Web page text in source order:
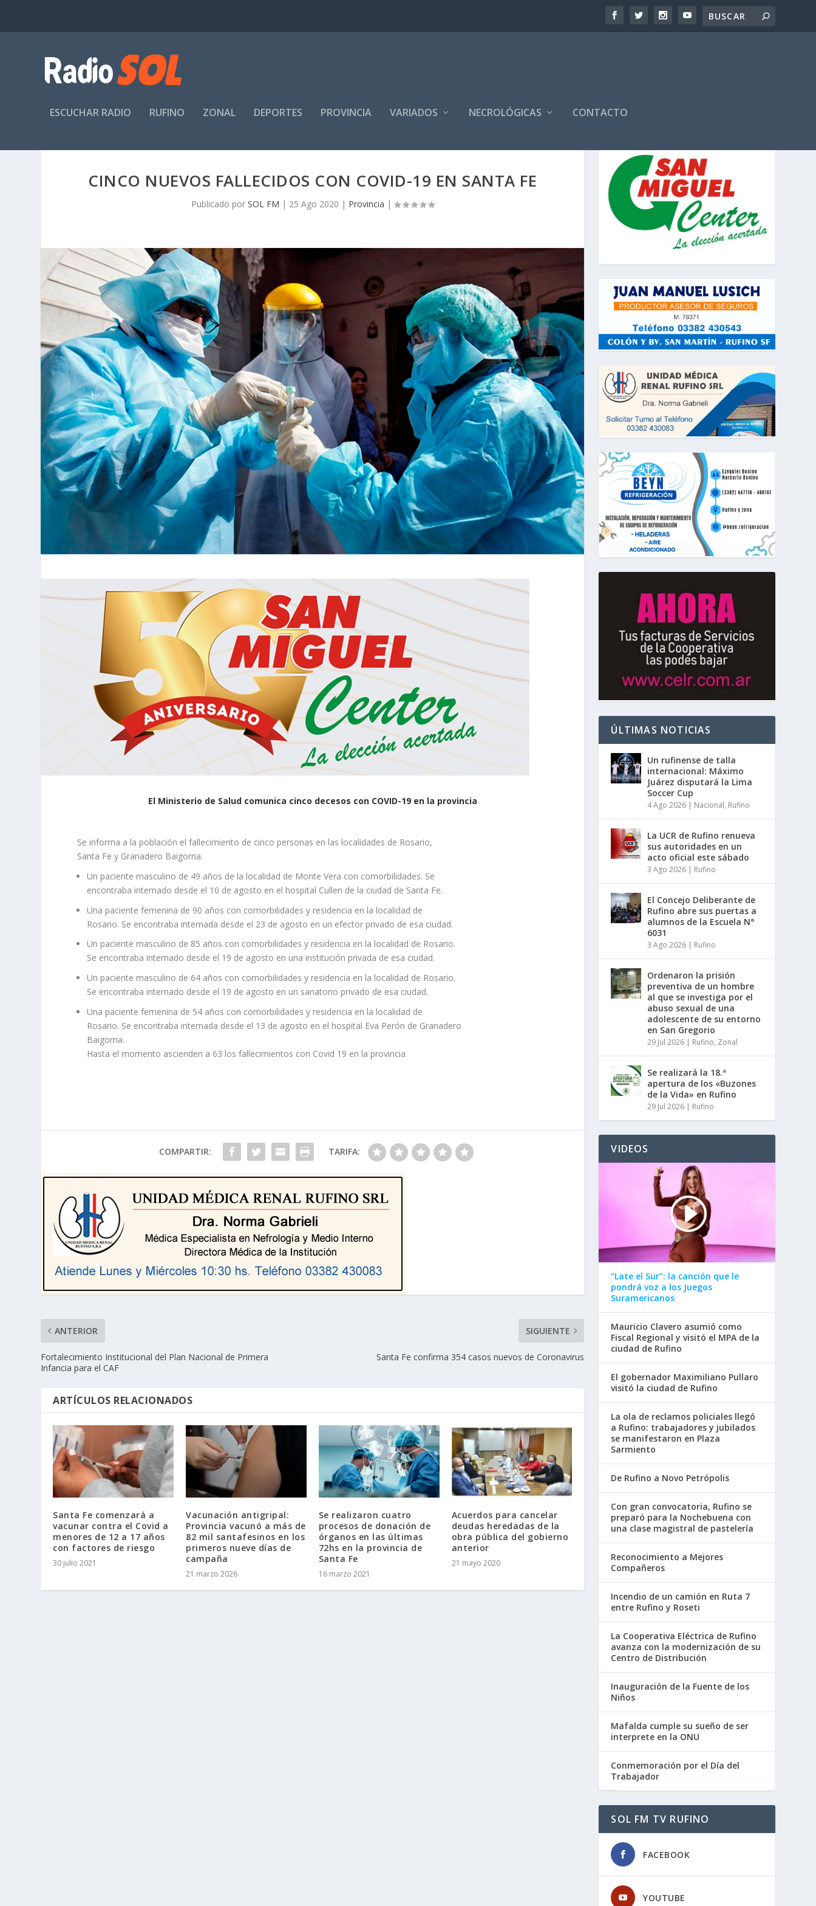
ESCUCHAR RADIO RUFINO ZONAL DEPORTES PROVINCIA VARIADOS NECROLÓGICAS CONTACTO
CINCO NUEVOS FALLECIDOS CON COVID-19 EN SANTA FE
Publicado por SOL FM | 25 Ago 2020 | Provincia |
El Ministerio de Salud comunica cinco decesos con COVID-19 en la provincia
Se informa a la población el fallecimiento de cinco personas en las localidades de Rosario,
Santa Fe y Granadero Baigorria.
Un paciente masculino de 49 años de la localidad de Monte Vera con comorbilidades. Se
encontraba internado desde el 10 de agosto en el hospital Cullen de la ciudad de Santa Fe.
Una paciente femenina de 90 años con comorbilidades y residencia en la localidad de
Rosario. Se encontraba internada desde el 23 de agosto en un efector privado de esa ciudad.
Un paciente masculino de 85 años con comorbilidades y residencia en la localidad de Rosario.
Se encontraba internado desde el 19 de agosto en una institución privada de esa ciudad.
Un paciente masculino de 64 años con comorbilidades y residencia en la localidad de Rosario.
Se encontraba internado desde el 19 de agosto en un sanatorio privado de esa ciudad.
Una paciente femenina de 54 años con comorbilidades y residencia en la localidad de
Rosario. Se encontraba internada desde el 13 de agosto en el hospital Eva Perón de Granadero
Baigorria.
Hasta el momento ascienden a 63 los fallecimientos con Covid 19 en la provincia
COMPARTIR: TARIFA:
ANTERIOR
Fortalecimiento Institucional del Plan Nacional de Primera
Infancia para el CAF
SIGUIENTE
Santa Fe confirma 354 casos nuevos de Coronavirus
ARTÍCULOS RELACIONADOS
Santa Fe comenzará a
vacunar contra el Covid a
menores de 12 a 17 años
con factores de riesgo
30 julio 2021
Vacunación antigripal:
Provincia vacunó a más de
82 mil santafesinos en los
primeros nueve días de
campaña
21 marzo 2026
Se realizaron cuatro
procesos de donación de
órganos en las últimas
72hs en la provincia de
Santa Fe
16 marzo 2021
Acuerdos para cancelar
deudas heredadas de la
obra pública del gobierno
anterior
21 mayo 2020
ÚLTIMAS NOTICIAS
Un rufinense de talla
internacional: Máximo
Juárez disputará la Lima
Soccer Cup
4 Ago 2026 | Nacional, Rufino
La UCR de Rufino renueva
sus autoridades en un
acto oficial este sábado
3 Ago 2026 | Rufino
El Concejo Deliberante de
Rufino abre sus puertas a
alumnos de la Escuela N°
6031
3 Ago 2026 | Rufino
Ordenaron la prisión
preventiva de un hombre
al que se investiga por el
abuso sexual de una
adolescente de su entorno
en San Gregorio
29 Jul 2026 | Rufino, Zonal
Se realizará la 18.ª
apertura de los «Buzones
de la Vida» en Rufino
29 Jul 2026 | Rufino
VIDEOS
“Late el Sur”: la canción que le
pondrá voz a los Juegos
Suramericanos
Mauricio Clavero asumió como
Fiscal Regional y visitó el MPA de la
ciudad de Rufino
El gobernador Maximiliano Pullaro
visitó la ciudad de Rufino
La ola de reclamos policiales llegó
a Rufino: trabajadores y jubilados
se manifestaron en Plaza
Sarmiento
De Rufino a Novo Petrópolis
Con gran convocatoria, Rufino se
preparó para la Nochebuena con
una clase magistral de pastelería
Reconocimiento a Mejores
Compañeros
Incendio de un camión en Ruta 7
entre Rufino y Roseti
La Cooperativa Eléctrica de Rufino
avanza con la modernización de su
Centro de Distribución
Inauguración de la Fuente de los
Niños
Mafalda cumple su sueño de ser
interprete en la ONU
Conmemoración por el Día del
Trabajador
SOL FM TV RUFINO
FACEBOOK
YOUTUBE